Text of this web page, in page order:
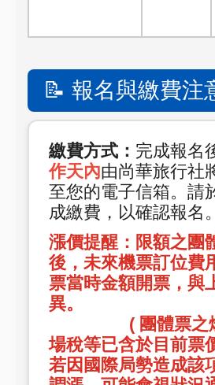
📝 報名與繳費注
繳費方式： 完成報名
作天內由尚華旅行社
至您的電子信箱。請
成繳費，以確認報名。
漲價提醒：限額之團
後，未來機票訂位費
票當時金額開票，與
異。
( 團體票之燃
場稅等已含於目前票
若因國際局勢造成該